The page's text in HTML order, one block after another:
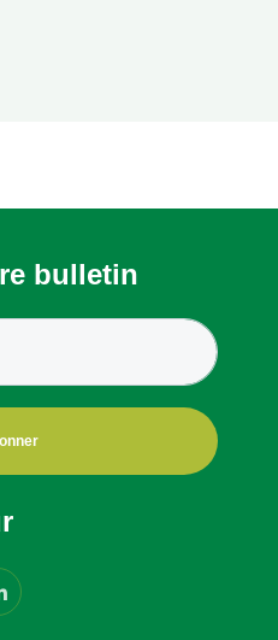
bulletin